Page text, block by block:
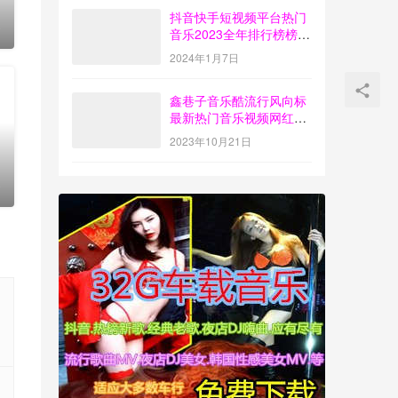
抖音快手短视频平台热门
音乐2023全年排行榜榜单
歌曲打包下载【4G】
2024年1月7日
鑫巷子音乐酷流行风向标
最新热门音乐视频网红歌
曲打包下载【第55期】
2023年10月21日